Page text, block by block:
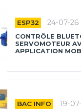
ESP32 24-07-26
CONTRÔLE
SERVOMOTEUR
APPLICATION
BAC INFO 19-